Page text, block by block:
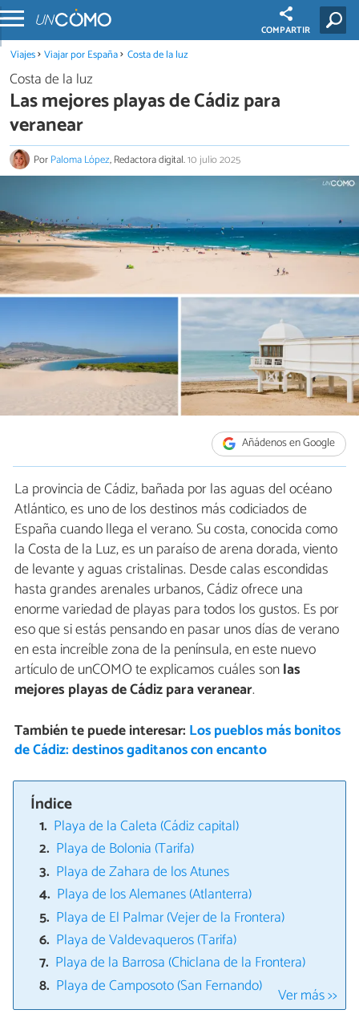
COMPARTIR
Viajes Viajar por España Costa de la luz
Costa de la luz
Las mejores playas de Cádiz para
veranear
PorPaloma López, Redactora digital.10 julio 2025
Añádenos en Google
La provincia de Cádiz, bañada por las aguas del océano
Atlántico, es uno de los destinos más codiciados de
España cuando llega el verano. Su costa, conocida como
la Costa de la Luz, es un paraíso de arena dorada, viento
de levante y aguas cristalinas. Desde calas escondidas
hasta grandes arenales urbanos, Cádiz ofrece una
enorme variedad de playas para todos los gustos. Es por
eso que si estás pensando en pasar unos días de verano
en esta increíble zona de la península, en este nuevo
artículo de unCOMO te explicamos cuáles sonlas
mejores playas de Cádiz para veranear.
También te puede interesar: Los pueblos más bonitos
de Cádiz: destinos gaditanos con encanto
Índice
Playa de la Caleta (Cádiz capital)
Playa de Bolonia (Tarifa)
Playa de Zahara de los Atunes
Playa de los Alemanes (Atlanterra)
Playa de El Palmar (Vejer de la Frontera)
Playa de Valdevaqueros (Tarifa)
Playa de la Barrosa (Chiclana de la Frontera)
Playa de Camposoto (San Fernando)
Ver más >>